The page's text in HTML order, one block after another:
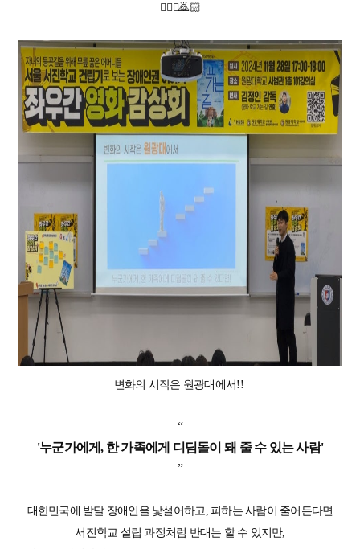
🙇🏻‍♀️🙇🏻
변화의 시작은 원광대에서!!
“
'누군가에게, 한 가족에게 디딤돌이 돼 줄 수 있는 사람'
”
대한민국에 발달 장애인을 낯설어하고, 피하는 사람이 줄어든다면
서진학교 설립 과정처럼 반대는 할 수 있지만,